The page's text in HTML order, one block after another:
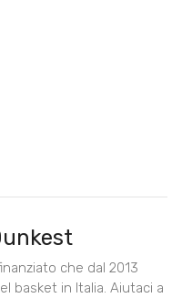
che dal 2013
basket in Italia. Aiutaci a